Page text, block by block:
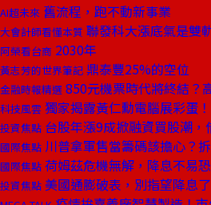
AI超未來 舊流程，跑不動新事業
大會計師看懂本質 聯發科大漲底氣是雙
阿榮看台商 2030年
黃志芳的世界筆記 鼎泰豐25%的空位
金融時報精選 850元機票時代將終結？
科技風雲 獨家揭露黃仁勳電腦展彩蛋
投資焦點 台股年漲9成掀融資買股潮
國際焦點 川普拿軍售當籌碼該擔心？
國際焦點 荷姆茲危機無解，降息不易
投資焦點 美國通膨破表，別指望降息